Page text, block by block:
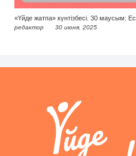
«Үйде жатпа» күнтізбесі. 30 маусым:
редактор 30 июня, 2025